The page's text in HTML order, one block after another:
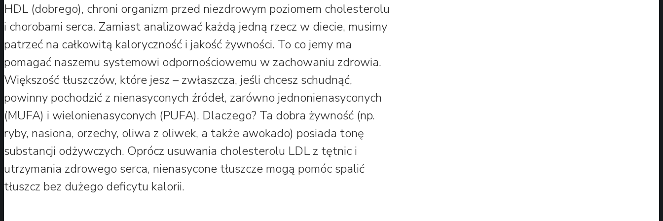
HDL (dobrego), chroni organizm przed niezdrowym poziomem cholesterolu
i chorobami serca. Zamiast analizować każdą jedną rzecz w diecie, musimy
patrzeć na całkowitą kaloryczność i jakość żywności. To co jemy ma
pomagać naszemu systemowi odpornościowemu w zachowaniu zdrowia.
Większość tłuszczów, które jesz – zwłaszcza, jeśli chcesz schudnąć,
powinny pochodzić z nienasyconych źródeł, zarówno jednonienasyconych
(MUFA) i wielonienasyconych (PUFA). Dlaczego? Ta dobra żywność (np.
ryby, nasiona, orzechy, oliwa z oliwek, a także awokado) posiada tonę
substancji odżywczych. Oprócz usuwania cholesterolu LDL z tętnic i
utrzymania zdrowego serca, nienasycone tłuszcze mogą pomóc spalić
tłuszcz bez dużego deficytu kalorii.